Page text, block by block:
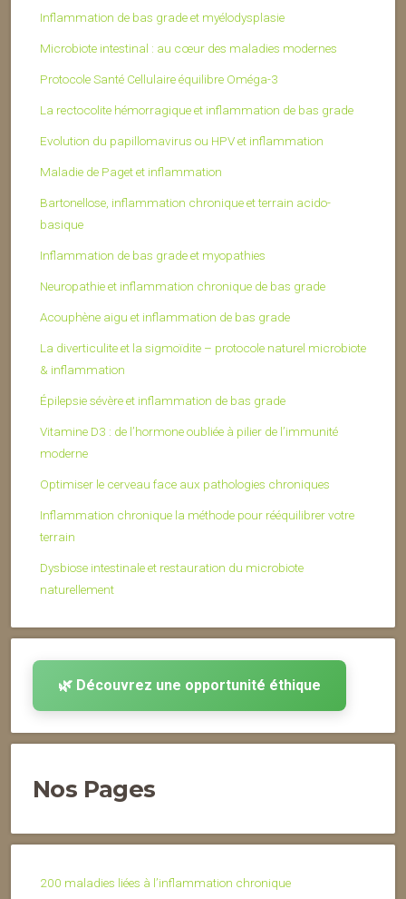
Inflammation de bas grade et myélodysplasie
Microbiote intestinal : au cœur des maladies modernes
Protocole Santé Cellulaire équilibre Oméga-3
La rectocolite hémorragique et inflammation de bas grade
Evolution du papillomavirus ou HPV et inflammation
Maladie de Paget et inflammation
Bartonellose, inflammation chronique et terrain acido-
basique
Inflammation de bas grade et myopathies
Neuropathie et inflammation chronique de bas grade
Acouphène aigu et inflammation de bas grade
La diverticulite et la sigmoïdite – protocole naturel microbiote
& inflammation
Épilepsie sévère et inflammation de bas grade
Vitamine D3 : de l’hormone oubliée à pilier de l’immunité
moderne
Optimiser le cerveau face aux pathologies chroniques
Inflammation chronique la méthode pour rééquilibrer votre
terrain
Dysbiose intestinale et restauration du microbiote
naturellement
🌿 Découvrez une opportunité éthique
Nos Pages
200 maladies liées à l’inflammation chronique